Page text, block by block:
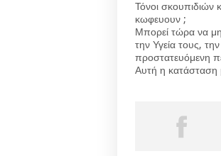
Τόνοι σκουπιδιών
κωφευουν ;
Μπορεί τώρα να
την Υγεία τους,
προστατευόμενη
Αυτή η κατάσταση